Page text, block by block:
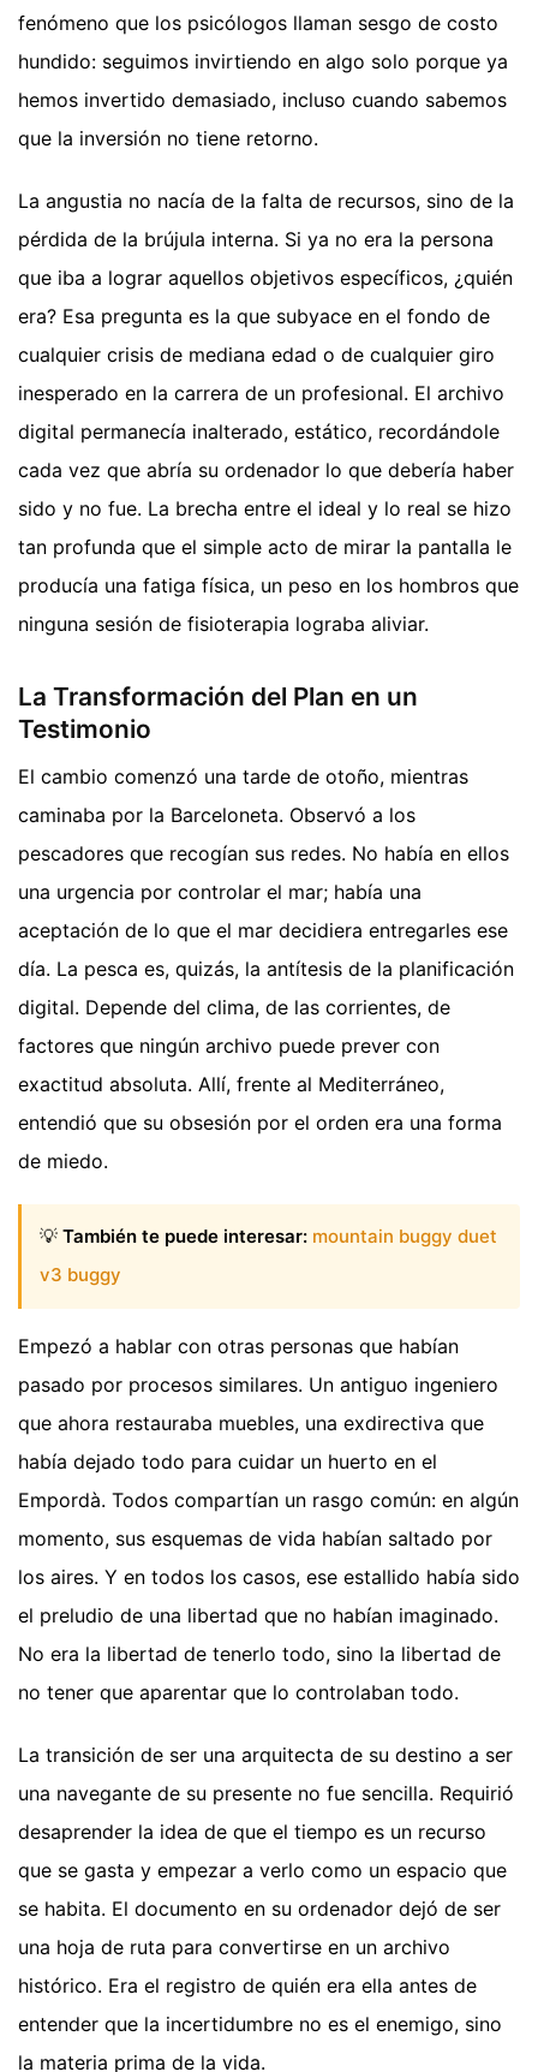
fenómeno que los psicólogos llaman sesgo de costo
hundido: seguimos invirtiendo en algo solo porque ya
hemos invertido demasiado, incluso cuando sabemos
que la inversión no tiene retorno.
La angustia no nacía de la falta de recursos, sino de la
pérdida de la brújula interna. Si ya no era la persona
que iba a lograr aquellos objetivos específicos, ¿quién
era? Esa pregunta es la que subyace en el fondo de
cualquier crisis de mediana edad o de cualquier giro
inesperado en la carrera de un profesional. El archivo
digital permanecía inalterado, estático, recordándole
cada vez que abría su ordenador lo que debería haber
sido y no fue. La brecha entre el ideal y lo real se hizo
tan profunda que el simple acto de mirar la pantalla le
producía una fatiga física, un peso en los hombros que
ninguna sesión de fisioterapia lograba aliviar.
La Transformación del Plan en un
Testimonio
El cambio comenzó una tarde de otoño, mientras
caminaba por la Barceloneta. Observó a los
pescadores que recogían sus redes. No había en ellos
una urgencia por controlar el mar; había una
aceptación de lo que el mar decidiera entregarles ese
día. La pesca es, quizás, la antítesis de la planificación
digital. Depende del clima, de las corrientes, de
factores que ningún archivo puede prever con
exactitud absoluta. Allí, frente al Mediterráneo,
entendió que su obsesión por el orden era una forma
de miedo.
💡 También te puede interesar: mountain buggy duet
v3 buggy
Empezó a hablar con otras personas que habían
pasado por procesos similares. Un antiguo ingeniero
que ahora restauraba muebles, una exdirectiva que
había dejado todo para cuidar un huerto en el
Empordà. Todos compartían un rasgo común: en algún
momento, sus esquemas de vida habían saltado por
los aires. Y en todos los casos, ese estallido había sido
el preludio de una libertad que no habían imaginado.
No era la libertad de tenerlo todo, sino la libertad de
no tener que aparentar que lo controlaban todo.
La transición de ser una arquitecta de su destino a ser
una navegante de su presente no fue sencilla. Requirió
desaprender la idea de que el tiempo es un recurso
que se gasta y empezar a verlo como un espacio que
se habita. El documento en su ordenador dejó de ser
una hoja de ruta para convertirse en un archivo
histórico. Era el registro de quién era ella antes de
entender que la incertidumbre no es el enemigo, sino
la materia prima de la vida.